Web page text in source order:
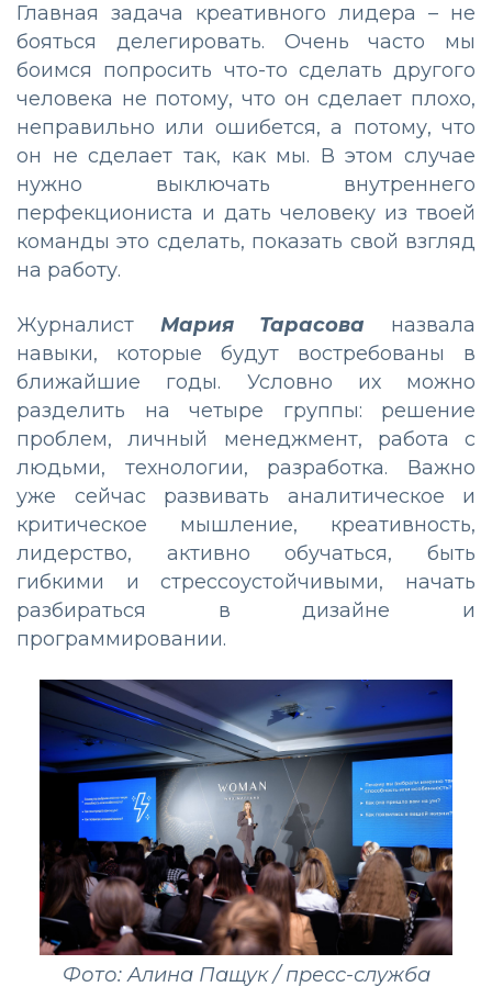
Главная задача креативного лидера – не
бояться делегировать. Очень часто мы
боимся попросить что-то сделать другого
человека не потому, что он сделает плохо,
неправильно или ошибется, а потому, что
он не сделает так, как мы. В этом случае
нужно выключать внутреннего
перфекциониста и дать человеку из твоей
команды это сделать, показать свой взгляд
на работу.
Журналист Мария Тарасова назвала
навыки, которые будут востребованы в
ближайшие годы. Условно их можно
разделить на четыре группы: решение
проблем, личный менеджмент, работа с
людьми, технологии, разработка. Важно
уже сейчас развивать аналитическое и
критическое мышление, креативность,
лидерство, активно обучаться, быть
гибкими и стрессоустойчивыми, начать
разбираться в дизайне и
программировании.
Фото: Алина Пащук / пресс-служба